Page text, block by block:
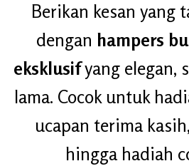
Berikan kesan yang
dengan hampers
eksklusifyang elegan,
lama. Cocok untuk
ucapan terima
hingga hadiah